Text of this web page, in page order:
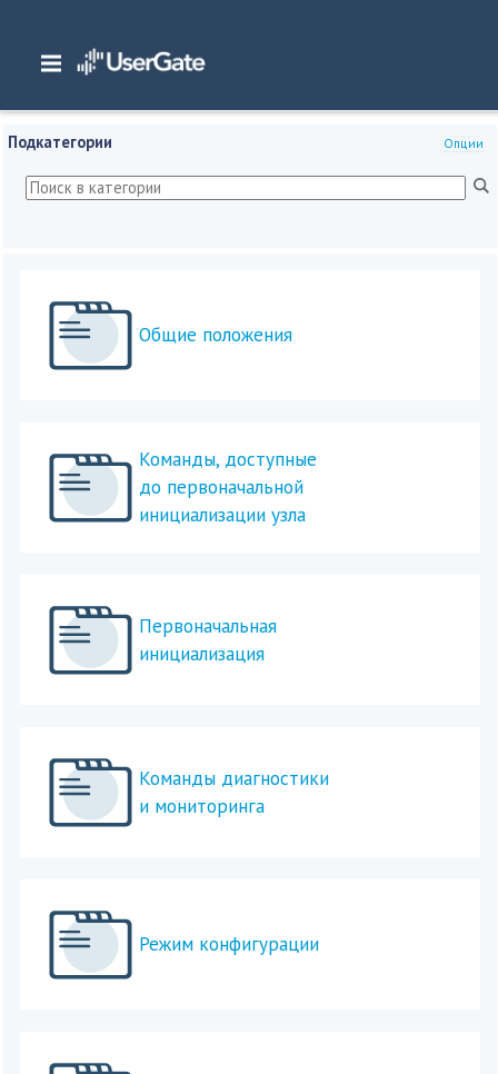
Главная/ Документация/NGFW
Интерфейс командной строки
Опции
Подкатегории
Общие положения
Команды, доступные
до первоначальной
инициализации узла
Первоначальная
инициализация
Команды диагностики
и мониторинга
Режим конфигурации